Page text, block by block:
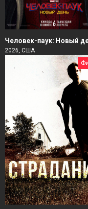
Человек-паук: Новый
2026, США